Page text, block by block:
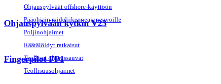
Ohjauspylväät offshore-käyttöön
Pääohjain raideliikenneajoneuvoille
Poljinohjaimet
Räätälöidyt ratkaisut
Teolliset ohjaussauvat
Teollisuusohjaimet
Ohjauspylvään kytkin V23
Fingerpilot FP1